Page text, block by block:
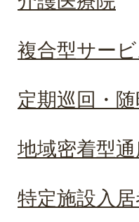
複合型サー
定期巡回・
地域密着型
特定施設入